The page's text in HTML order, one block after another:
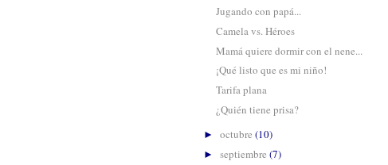
Jugando con papá...
Camela vs. Héroes
Mamá quiere dormir con el nene...
¡Qué listo que es mi niño!
Tarifa plana
¿Quién tiene prisa?
► octubre (10)
► septiembre (7)